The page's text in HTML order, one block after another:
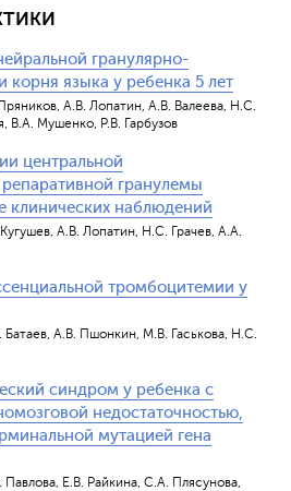
гранулярно-
корня языка у ребенка 5 лет
А.В. Лопатин, А.В. Валеева, Н.С.
В.А. Мушенко, Р.В. Гарбузов
центральной
репаративной гранулемы
клинических наблюдений
А.В. Лопатин, Н.С. Грачев, А.А.
тромбоцитемии у
Батаев, А.В. Пшонкин, М.В. Гаськова, Н.С.
синдром у ребенка с
недостаточностью,
мутацией гена
Е.В. Райкина, С.А. Плясунова,